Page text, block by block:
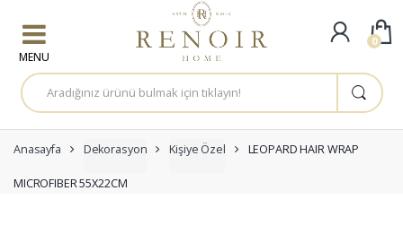
A
r
a
a
:
Anasayfa Dekorasyon Kişiye Özel LEOPARD HAIR WRAP
MICROFIBER 55X22CM
0